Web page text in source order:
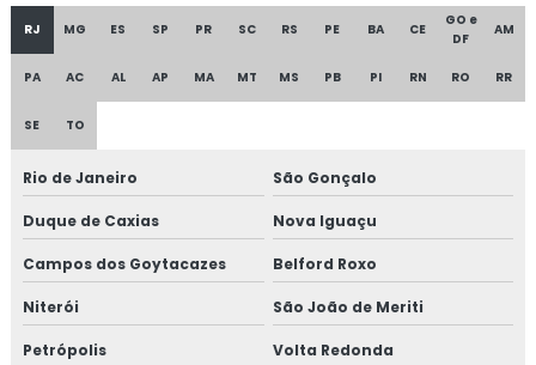
Consultoria para empresa alimentícia
Consultoria em food fraud e food defense
Consultoria em formação de auditor interno
Consultoria em formação de equipe esa
Consultoria em FSSC 22000
Consultoria em gestão de fornecedores
RJ MG ES SP PR SC RS PE BA CE
GO e
DF
AM
PA AC AL AP MA MT MS PB PI RN RO RR
SE TO
Rio de Janeiro São Gonçalo
Duque de Caxias Nova Iguaçu
Campos dos Goytacazes Belford Roxo
Niterói São João de Meriti
Petrópolis Volta Redonda